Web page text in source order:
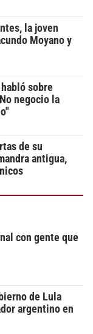
la joven
Moyano y
sobre
negocio la
de su
antigua,
con gente que
de Lula
argentino en